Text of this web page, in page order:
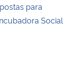
para
Social